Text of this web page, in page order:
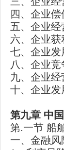
四、企业
五、企业
六、企业
七、企业
八、企业
九、企业
十、企业
第九章 中
第.一节 船
一、金融